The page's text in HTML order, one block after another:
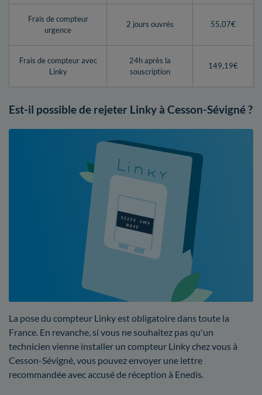
Frais de compteur
urgence
2 jours ouvrés 55,07€
Frais de compteur avec
Linky
24h après la
souscription
149,19€
Est-il possible de rejeter Linky à Cesson-Sévigné ?
La pose du compteur Linky est obligatoire dans toute la
France. En revanche, si vous ne souhaitez pas qu'un
technicien vienne installer un compteur Linky chez vous à
Cesson-Sévigné, vous pouvez envoyer une lettre
recommandée avec accusé de réception à Enedis.